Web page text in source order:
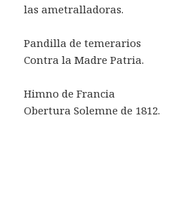
las ametralladoras.
Pandilla de temerarios
Contra la Madre Patria.
Himno de Francia
Obertura Solemne de 1812.